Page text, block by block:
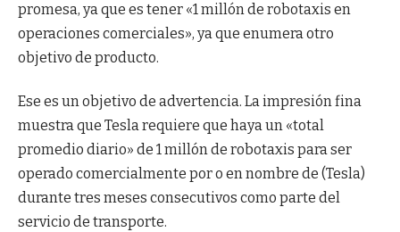
promesa, ya que es tener «1 millón de robotaxis en
operaciones comerciales», ya que enumera otro
objetivo de producto.
Ese es un objetivo de advertencia. La impresión fina
muestra que Tesla requiere que haya un «total
promedio diario» de 1 millón de robotaxis para ser
operado comercialmente por o en nombre de (Tesla)
durante tres meses consecutivos como parte del
servicio de transporte.